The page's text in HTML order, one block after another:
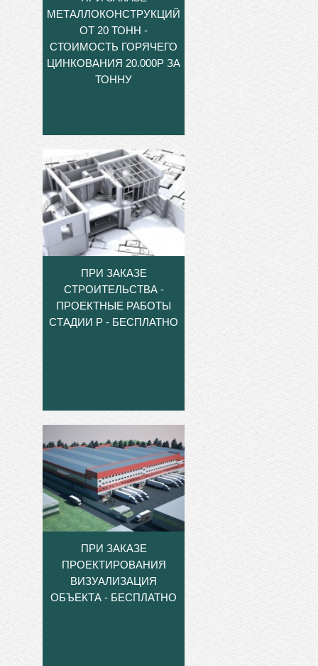
МЕТАЛЛОКОНСТРУКЦИЙ
ОТ 20 ТОНН -
СТОИМОСТЬ ГОРЯЧЕГО
ЦИНКОВАНИЯ 20.000Р ЗА
ТОННУ
ПРИ ЗАКАЗЕ
СТРОИТЕЛЬСТВА -
ПРОЕКТНЫЕ РАБОТЫ
СТАДИИ Р - БЕСПЛАТНО
ПРИ ЗАКАЗЕ
ПРОЕКТИРОВАНИЯ
ВИЗУАЛИЗАЦИЯ
ОБЪЕКТА - БЕСПЛАТНО